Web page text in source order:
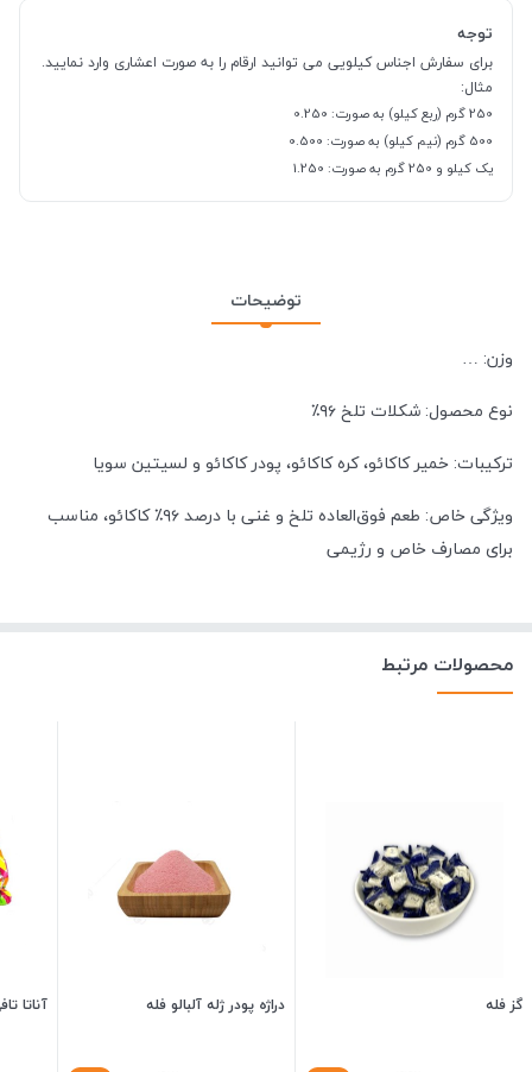
توجه
برای سفارش اجناس کیلویی می توانید ارقام را به صورت اعشاری وارد نمایید.
مثال:
250 گرم (ربع کیلو) به صورت: 0.250
500 گرم (نیم کیلو) به صورت: 0.500
یک کیلو و 250 گرم به صورت: 1.250
توضیحات
وزن: …
نوع محصول: شکلات تلخ ۹۶٪
ترکیبات: خمیر کاکائو، کره کاکائو، پودر کاکائو و لسیتین سویا
ویژگی خاص: طعم فوق‌العاده تلخ و غنی با درصد ۹۶٪ کاکائو، مناسب
برای مصارف خاص و رژیمی
محصولات مرتبط
گز فله دراژه پودر ژله آلبالو فله آناتا